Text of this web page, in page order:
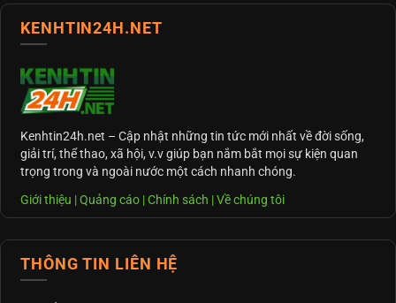
KENHTIN24H.NET
Kenhtin24h.net – Cập nhật những tin tức mới nhất về đời sống,
giải trí, thể thao, xã hội, v.v giúp bạn nắm bắt mọi sự kiện quan
trọng trong và ngoài nước một cách nhanh chóng.
Giới thiệu |Quảng cáo |Chính sách |Về chúng tôi
THÔNG TIN LIÊN HỆ